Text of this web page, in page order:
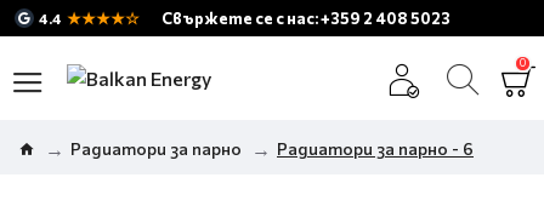
4.4 ★★★★☆ Свържете се с нас: +359 2 408 5023
0
Радиатори за парно Радиатори за парно - 6